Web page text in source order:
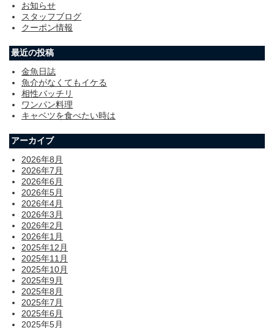
お知らせ
スタッフブログ
クーポン情報
最近の投稿
金魚日誌
魚介がなくてもイケる
相性バッチリ
ワンパン料理
キャベツを食べたい時は
アーカイブ
2026年8月
2026年7月
2026年6月
2026年5月
2026年4月
2026年3月
2026年2月
2026年1月
2025年12月
2025年11月
2025年10月
2025年9月
2025年8月
2025年7月
2025年6月
2025年5月